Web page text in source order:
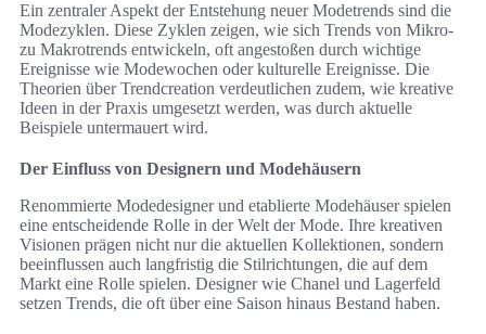
Ein zentraler Aspekt der Entstehung neuer Modetrends sind die
Modezyklen. Diese Zyklen zeigen, wie sich Trends von Mikro-
zu Makrotrends entwickeln, oft angestoßen durch wichtige
Ereignisse wie Modewochen oder kulturelle Ereignisse. Die
Theorien über Trendcreation verdeutlichen zudem, wie kreative
Ideen in der Praxis umgesetzt werden, was durch aktuelle
Beispiele untermauert wird.
Der Einfluss von Designern und Modehäusern
Renommierte Modedesigner und etablierte Modehäuser spielen
eine entscheidende Rolle in der Welt der Mode. Ihre kreativen
Visionen prägen nicht nur die aktuellen Kollektionen, sondern
beeinflussen auch langfristig die Stilrichtungen, die auf dem
Markt eine Rolle spielen. Designer wie Chanel und Lagerfeld
setzen Trends, die oft über eine Saison hinaus Bestand haben.